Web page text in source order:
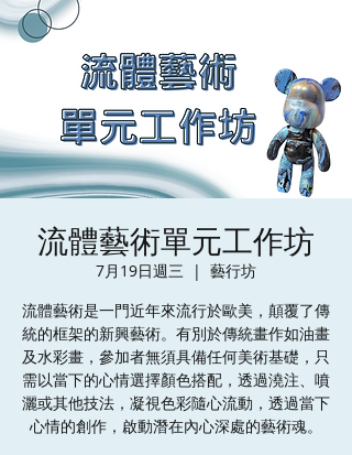
流體藝術單元工作坊
7月19日週三
  |
藝行坊
流體藝術是一門近年來流行於歐美，顛覆了傳
統的框架的新興藝術。有別於傳統畫作如油畫
及水彩畫，參加者無須具備任何美術基礎，只
需以當下的心情選擇顏色搭配，透過澆注、噴
灑或其他技法，凝視色彩隨心流動，透過當下
心情的創作，啟動潛在內心深處的藝術魂。